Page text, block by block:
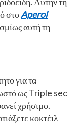
στοAperol
αυτή τη
για τα
ως Triple sec
χρήσιμο.
κοκτέιλ